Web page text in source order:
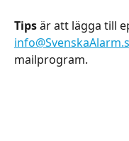
Tips är att lägga till
mailprogram.